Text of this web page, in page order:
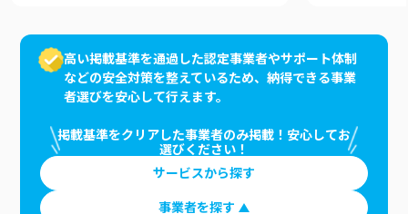
高い掲載基準を通過した認定事業者やサポート体制
などの安全対策を整えているため、納得できる事業
者選びを安心して行えます。
掲載基準をクリアした事業者のみ掲載！安心してお
選びください！
サービスから探す
事業者を探す